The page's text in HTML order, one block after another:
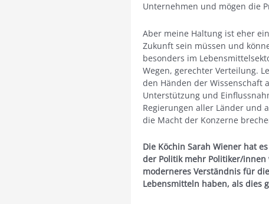
Unternehmen und mögen die
Aber meine Haltung ist eher
Zukunft sein müssen und
besonders im
Wegen, gerechter Verteilung.
den Händen der Wissenschaft
Unterstützung und
Regierungen aller Länder und
die Macht der Konzerne
Die Köchin Sarah Wiener hat
der Politik mehr Politiker/
moderneres Verständnis für
Lebensmitteln haben, als dies